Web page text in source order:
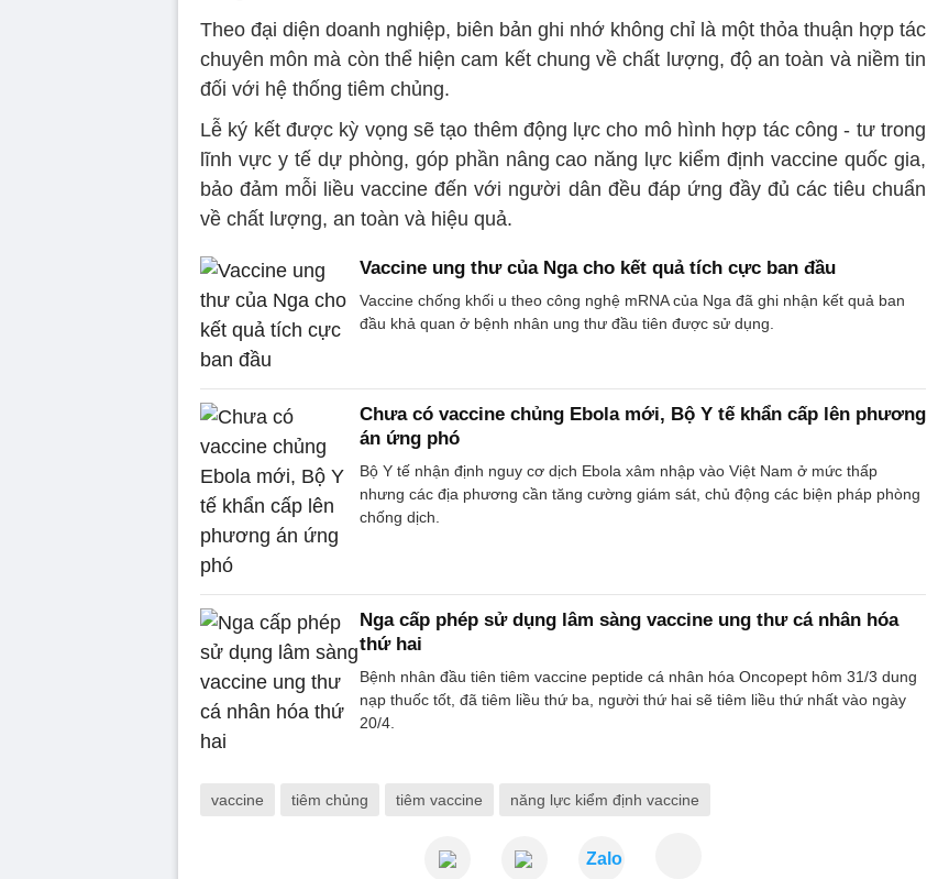
Theo đại diện doanh nghiệp, biên bản ghi nhớ không chỉ là một thỏa thuận hợp tác
chuyên môn mà còn thể hiện cam kết chung về chất lượng, độ an toàn và niềm tin
đối với hệ thống tiêm chủng.
Lễ ký kết được kỳ vọng sẽ tạo thêm động lực cho mô hình hợp tác công - tư trong
lĩnh vực y tế dự phòng, góp phần nâng cao năng lực kiểm định vaccine quốc gia,
bảo đảm mỗi liều vaccine đến với người dân đều đáp ứng đầy đủ các tiêu chuẩn
về chất lượng, an toàn và hiệu quả.
Vaccine ung thư của Nga cho kết quả tích cực ban đầu
Vaccine chống khối u theo công nghệ mRNA của Nga đã ghi nhận kết quả ban
đầu khả quan ở bệnh nhân ung thư đầu tiên được sử dụng.
Chưa có vaccine chủng Ebola mới, Bộ Y tế khẩn cấp lên phương
án ứng phó
Bộ Y tế nhận định nguy cơ dịch Ebola xâm nhập vào Việt Nam ở mức thấp
nhưng các địa phương cần tăng cường giám sát, chủ động các biện pháp phòng
chống dịch.
Nga cấp phép sử dụng lâm sàng vaccine ung thư cá nhân hóa
thứ hai
Bệnh nhân đầu tiên tiêm vaccine peptide cá nhân hóa Oncopept hôm 31/3 dung
nạp thuốc tốt, đã tiêm liều thứ ba, người thứ hai sẽ tiêm liều thứ nhất vào ngày
20/4.
vaccine tiêm chủng tiêm vaccine năng lực kiểm định vaccine
Zalo